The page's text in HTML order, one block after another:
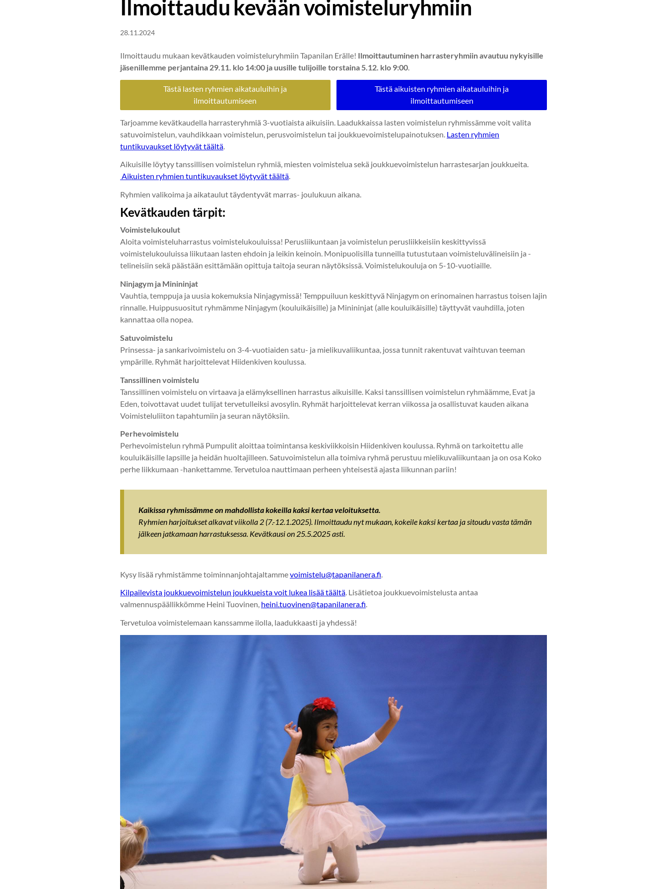
Ilmoittaudu kevään voimisteluryhmiin
28.11.2024
Ilmoittaudu mukaan kevätkauden voimisteluryhmiin Tapanilan Erälle! Ilmoittautuminen harrasteryhmiin avautuu nykyisille
jäsenillemme perjantaina 29.11. klo 14:00 ja uusille tulijoille torstaina 5.12. klo 9:00.
Tästä lasten ryhmien aikatauluihin ja
ilmoittautumiseen
Tästä aikuisten ryhmien aikatauluihin ja
ilmoittautumiseen
Tarjoamme kevätkaudella harrasteryhmiä 3-vuotiaista aikuisiin. Laadukkaissa lasten voimistelun ryhmissämme voit valita
satuvoimistelun, vauhdikkaan voimistelun, perusvoimistelun tai joukkuevoimistelupainotuksen. Lasten ryhmien
tuntikuvaukset löytyvät täältä
Aikuisille löytyy tanssillisen voimistelun ryhmiä, miesten voimistelua sekä joukkuevoimistelun harrastesarjan joukkueita.
Aikuisten ryhmien tuntikuvaukset löytyvät täältä.
Ryhmien valikoima ja aikataulut täydentyvät marras- joulukuun aikana.
Kevätkauden tärpit:
Voimistelukoulut
Aloita voimisteluharrastus voimistelukouluissa! Perusliikuntaan ja voimistelun perusliikkeisiin keskittyvissä
voimistelukouluissa liikutaan lasten ehdoin ja leikin keinoin. Monipuolisilla tunneilla tutustutaan voimisteluvälineisiin ja -
telineisiin sekä päästään esittämään opittuja taitoja seuran näytöksissä. Voimistelukouluja on 5-10-vuotiaille.
Ninjagym ja Minininjat
Vauhtia, temppuja ja uusia kokemuksia Ninjagymissä! Temppuiluun keskittyvä Ninjagym on erinomainen harrastus toisen lajin
rinnalle. Huippusuositut ryhmämme Ninjagym (kouluikäisille) ja Minininjat (alle kouluikäisille) täyttyvät vauhdilla, joten
kannattaa olla nopea.
Satuvoimistelu
Prinsessa- ja sankarivoimistelu on 3-4-vuotiaiden satu- ja mielikuvaliikuntaa, jossa tunnit rakentuvat vaihtuvan teeman
ympärille. Ryhmät harjoittelevat Hiidenkiven koulussa.
Tanssillinen voimistelu
Tanssillinen voimistelu on virtaava ja elämyksellinen harrastus aikuisille. Kaksi tanssillisen voimistelun ryhmäämme, Evat ja
Eden, toivottavat uudet tulijat tervetulleiksi avosylin. Ryhmät harjoittelevat kerran viikossa ja osallistuvat kauden aikana
Voimisteluliiton tapahtumiin ja seuran näytöksiin.
Perhevoimistelu
Perhevoimistelun ryhmä Pumpulit aloittaa toimintansa keskiviikkoisin Hiidenkiven koulussa. Ryhmä on tarkoitettu alle
kouluikäisille lapsille ja heidän huoltajilleen. Satuvoimistelun alla toimiva ryhmä perustuu mielikuvaliikuntaan ja on osa Koko
perhe liikkumaan -hankettamme. Tervetuloa nauttimaan perheen yhteisestä ajasta liikunnan pariin!
Kaikissa ryhmissämme on mahdollista kokeilla kaksi kertaa veloituksetta.
Ryhmien harjoitukset alkavat viikolla 2 (7.-12.1.2025). Ilmoittaudu nyt mukaan, kokeile kaksi kertaa ja sitoudu vasta tämän
jälkeen jatkamaan harrastuksessa. Kevätkausi on 25.5.2025 asti.
Kysy lisää ryhmistämme toiminnanjohtajaltammevoimistelu@tapanilanera.fi
Kilpailevista joukkuevoimistelun joukkueista voit lukea lisää täältä. Lisätietoa joukkuevoimistelusta antaa
valmennuspäällikkömme Heini Tuovinen, heini.tuovinen@tapanilanera.fi.
Tervetuloa voimistelemaan kanssamme ilolla, laadukkaasti ja yhdessä!